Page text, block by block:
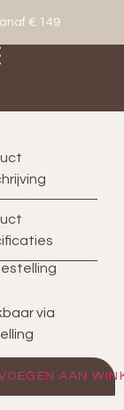
€ 149
via
AAN